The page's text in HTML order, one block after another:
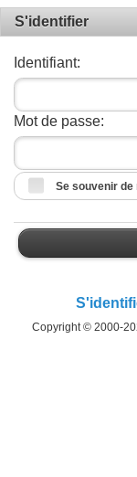
S'identifier
Identifiant:
Mot de passe:
Se souvenir de
Copyright © 2000-